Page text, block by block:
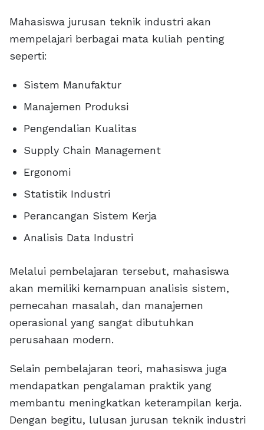
Mahasiswa jurusan teknik industri akan
mempelajari berbagai mata kuliah penting
seperti:
Sistem Manufaktur
Manajemen Produksi
Pengendalian Kualitas
Supply Chain Management
Ergonomi
Statistik Industri
Perancangan Sistem Kerja
Analisis Data Industri
Melalui pembelajaran tersebut, mahasiswa
akan memiliki kemampuan analisis sistem,
pemecahan masalah, dan manajemen
operasional yang sangat dibutuhkan
perusahaan modern.
Selain pembelajaran teori, mahasiswa juga
mendapatkan pengalaman praktik yang
membantu meningkatkan keterampilan kerja.
Dengan begitu, lulusan jurusan teknik industri